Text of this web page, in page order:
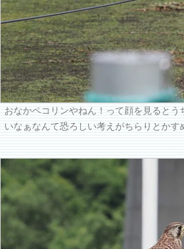
おなかペコリンやねん！って顔を見ると
いなぁなんて恐ろしい考えがちらりとかす